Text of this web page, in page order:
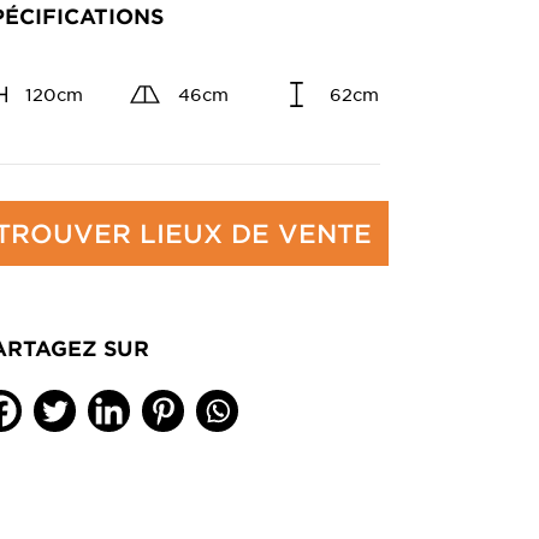
120cm 46cm 62cm
LIEUX DE VENTE
SUR